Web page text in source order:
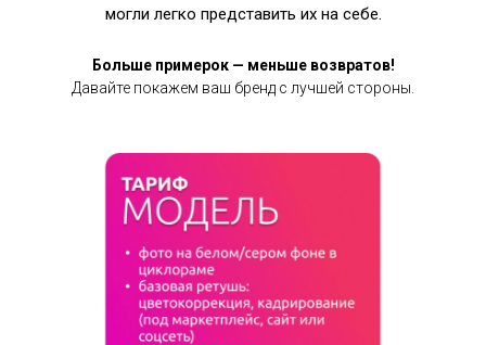
могли легко представить их на себе.
Больше примерок — меньше возвратов!
Давайте покажем ваш бренд с лучшей стороны.